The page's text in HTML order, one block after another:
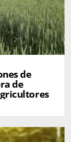
de
de